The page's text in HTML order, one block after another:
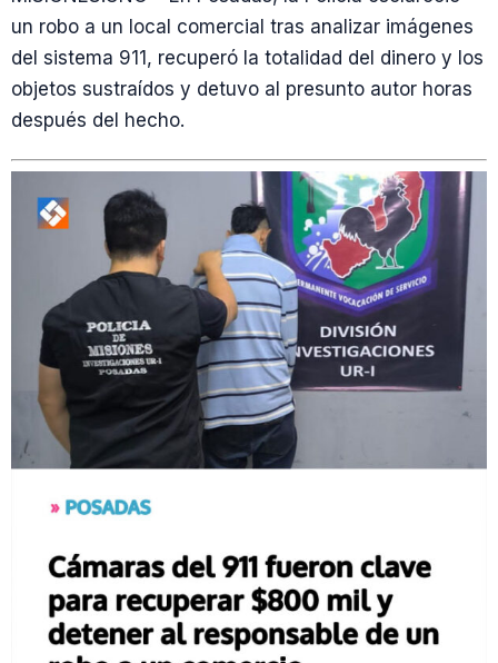
un robo a un local comercial tras analizar imágenes
del sistema 911, recuperó la totalidad del dinero y los
objetos sustraídos y detuvo al presunto autor horas
después del hecho.